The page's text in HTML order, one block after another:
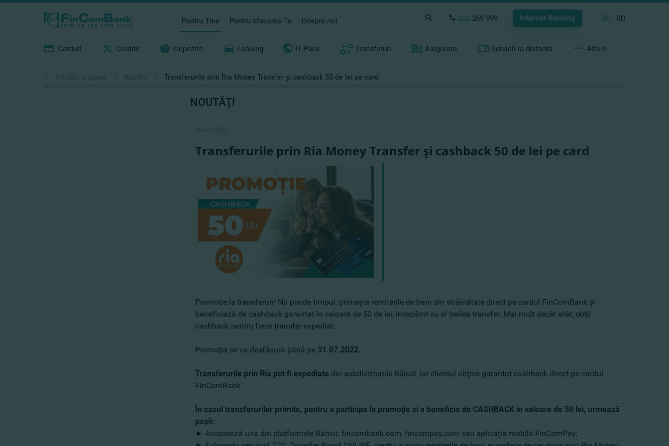
Pentru Tine Pentru afacerea Ta Despre noi 022 269 999 Internet Banking RO RU
Carduri Credite Depozite Leasing IT Pack Transferuri Asigurare Servicii la distanță Altele
Transferurile prin Ria Money Transfer şi cashback 50 de lei pe card
NOUTĂŢI
29.04.2022
Transferurile prin Ria Money Transfer şi cashback 50 de lei pe card
Promoţie la transferuri! Nu pierde timpul, primeşte remiterile de bani din străinătate direct pe cardul FinComBank şi
beneficiază de cashback garantat în valoare de 50 de lei, începând cu al treilea transfer. Mai mult decât atât, obţii
cashback pentru fiece transfer expediat.
Promoţia se va desfăşura până pe 31.07.2022.
Transferurile prin Ria pot fi expediate din subdiviziunile Băncii, iar clientul obţine garantat cashback direct pe cardul
FinComBank.
În cazul transferurilor primite, pentru a participa la promoţie şi a beneficia de CASHBACK în valoare de 50 lei, urmează
paşii:
► Accesează una din platformele Băncii: fincombank.com, fincompay.com sau aplicaţia mobilă FinComPay;